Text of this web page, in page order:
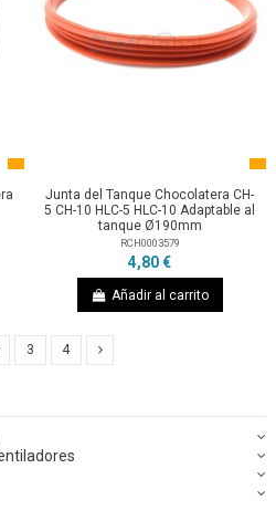
Junta del Tanque Chocolatera CH-
5 CH-10 HLC-5 HLC-10 Adaptable al
tanque Ø190mm
RCH0003579
4,80 €
Añadir al carrito
3 4